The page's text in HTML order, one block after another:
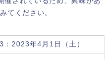
てください。
：2023年4月1日（土）